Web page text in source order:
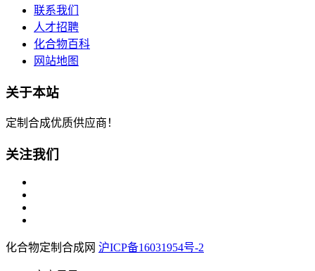
联系我们
人才招聘
化合物百科
网站地图
关于本站
定制合成优质供应商！
关注我们
化合物定制合成网 沪ICP备16031954号-2